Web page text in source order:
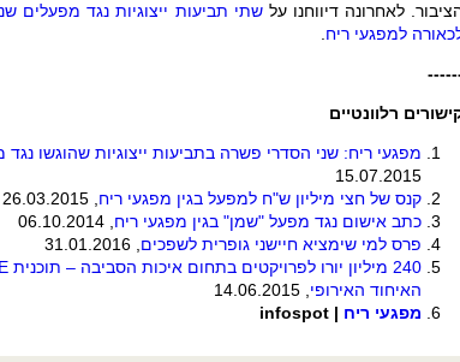
לאחרונה דיווחנו עלשתי תביעות ייצוגיות נגד מפעלים
למפגעי ריח
רלוונטיים
מפגעי ריח: שני הסדרי פשרה בתביעות ייצוגיות שהוגשו נגד
15.07.2015
קנס של חצי מיליון ש"ח למפעל בגין מפגעי ריח
כתב אישום נגד מפעל "שמן" בגין מפגעי ריח
פרס למי שימציא חיישני גופרית לשפכים
240 מיליון יורו לפרויקטים בתחום איכות הסביבה – תוכנית
האיחוד האירופי
מפגעי ריח |
infospot